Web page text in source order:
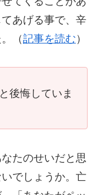
あげる事で、辛
（記事を読む ）
後悔していま
たのせいだと思
でしょうか。亡